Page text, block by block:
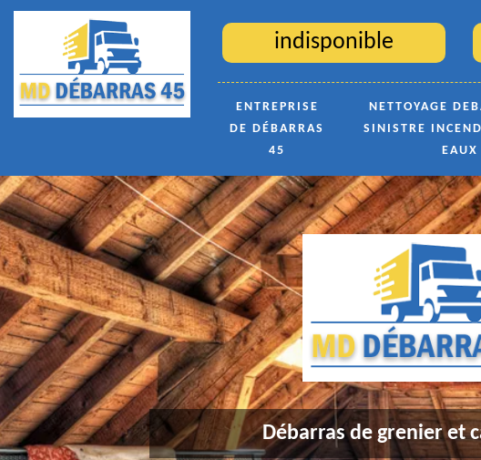
indisponible
ENTREPRISE
DE DÉBARRAS
45
NETTOYAGE
SINISTRE
EAUX
Débarras de grenier et